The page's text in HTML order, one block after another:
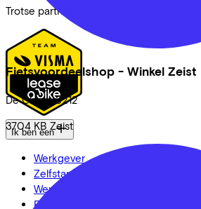
Fietsvoordeelshop - Winkel Zeist
De Clomp 3212
3704 KB Zeist
Trotse partner van
Ik ben een
Werkgever
Zelfstandige
Werknemer
Fietsenwinkel